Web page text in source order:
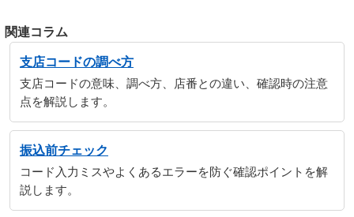
関連コラム
支店コードの調べ方
支店コードの意味、調べ方、店番との違い、確認時の注意
点を解説します。
振込前チェック
コード入力ミスやよくあるエラーを防ぐ確認ポイントを解
説します。